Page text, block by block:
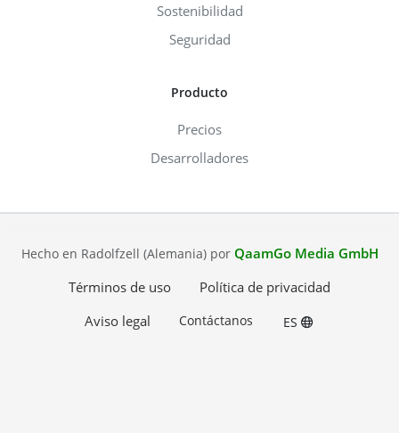
Sostenibilidad
Seguridad
Producto
Precios
Desarrolladores
Hecho en Radolfzell (Alemania) por QaamGo Media GmbH
Términos de uso
Política de privacidad
Aviso legal
Contáctanos ES